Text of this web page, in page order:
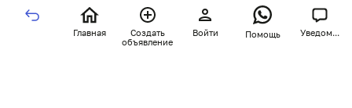
Главная
Создать
объявление
Войти Помощь Уведом...